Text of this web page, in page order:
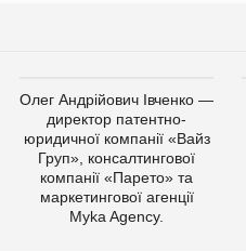
Олег Андрійович Івченко —
директор патентно-
юридичної компанії «Вайз
Груп», консалтингової
компанії «Парето» та
маркетингової агенції
Myka Agency.